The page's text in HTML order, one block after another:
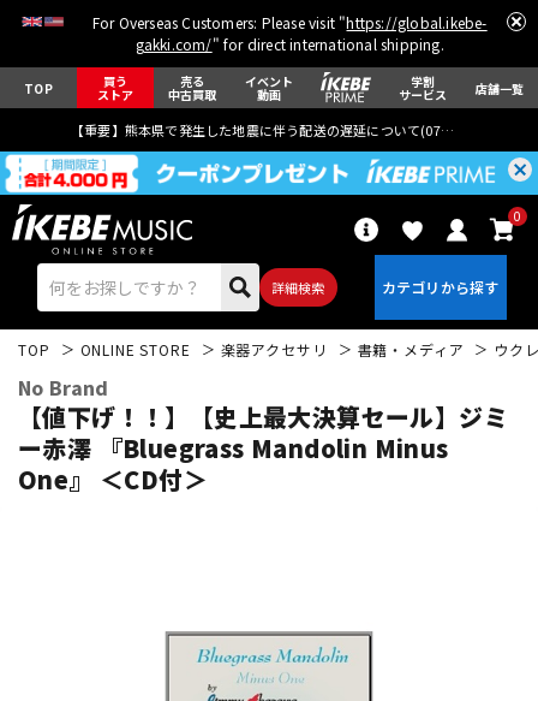
For Overseas Customers: Please visit "https://global.ikebe-
gakki.com/" for direct international shipping.
TOP 買う
ストア
売る
中古買取
イベント
動画
学割
サービス 店舗一覧
【重要】熊本県で発生した地震に伴う配送の遅延について(07月29日
詳細検索
0
エレキギター
TOP ONLINE STORE 楽器アクセサリ 書籍・メディア ウク
No Brand
【値下げ！！】【史上最大決算セール】ジミ
ー赤澤 『Bluegrass Mandolin Minus
One』 ＜CD付＞